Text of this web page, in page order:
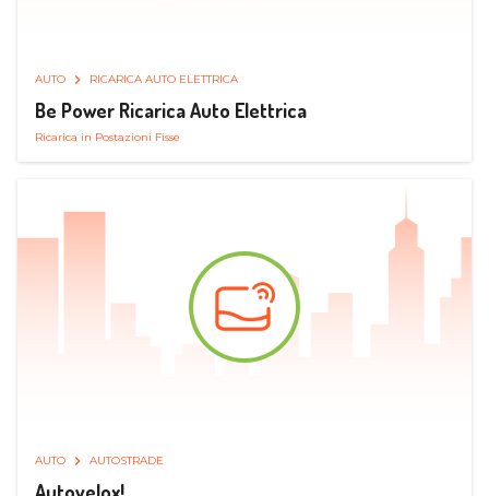
AUTO RICARICA AUTO ELETTRICA
Be Power Ricarica Auto Elettrica
Ricarica in Postazioni Fisse
AUTO AUTOSTRADE